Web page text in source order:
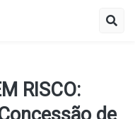
RISCO: